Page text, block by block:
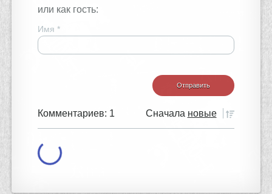
или как гость:
Имя *
Комментариев: 1 Сначала новые